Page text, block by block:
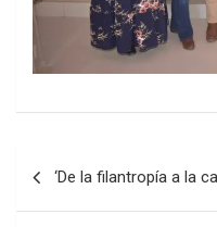
‘De la filantropía a la